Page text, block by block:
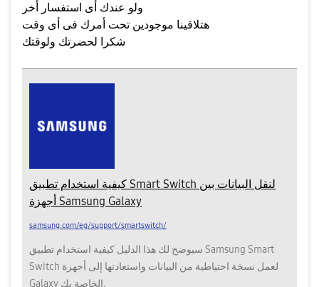
ولو عندك أى استفسار أخر
هتلاقينا موجودين تحت أمرك فى أى وقت
شكرا لحضرتك ولوقتك
كيفية استخدام تطبيق Smart Switch لنقل البيانات بين
أجهزة Samsung Galaxy
samsung.com/eg/support/smartswitch/
سيوضح لك هذا الدليل كيفية استخدام تطبيق Samsung Smart
Switch لعمل نسخة احتياطية من البيانات واستعادتها إلى أجهزة
Galaxy الخاصة بك.